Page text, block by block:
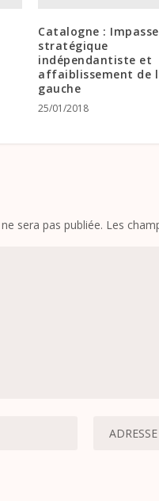
Catalogne : Impasse
stratégique
indépendantiste et
affaiblissement de
gauche
25/01/2018
sera pas publiée. Les